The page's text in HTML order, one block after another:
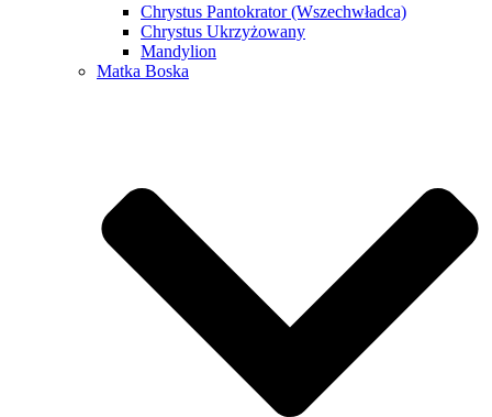
Chrystus Pantokrator (Wszechwładca)
Chrystus Ukrzyżowany
Mandylion
Matka Boska